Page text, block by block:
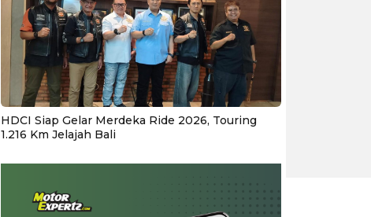
HDCI Siap Gelar Merdeka Ride 2026, Touring
1.216 Km Jelajah Bali